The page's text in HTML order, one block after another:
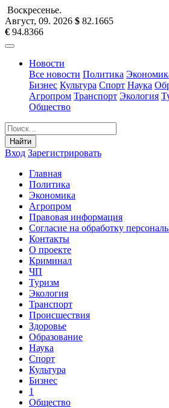
Воскресенье.
Август, 09. 2026 $ 82.1665
€ 94.8366
Новости
Все новости Политика
Бизнес Культура Спорт Наука
Агропром Транспорт Экология
Общество
Найти
Вход Зарегистрировать
Главная
Политика
Экономика
Агропром
Правовая информация
Согласие на обработку
Контакты
О проекте
Криминал
ЧП
Туризм
Экология
Транспорт
Происшествия
Здоровье
Образование
Наука
Спорт
Культура
Бизнес
1
Общество